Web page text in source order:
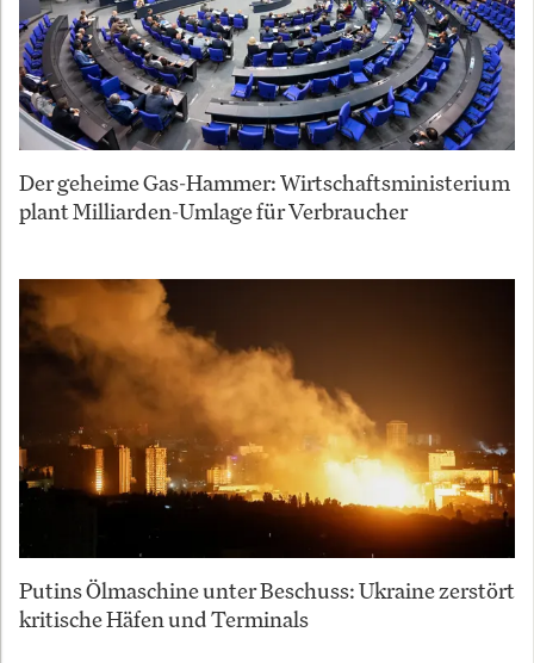
Der geheime Gas-Hammer: Wirtschaftsministerium
plant Milliarden-Umlage für Verbraucher
Putins Ölmaschine unter Beschuss: Ukraine zerstört
kritische Häfen und Terminals